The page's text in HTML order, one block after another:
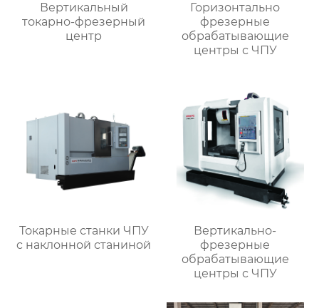
Вертикальный
токарно-фрезерный
центр
Горизонтально
фрезерные
обрабатывающие
центры с ЧПУ
Токарные станки ЧПУ
c наклонной станиной
Вертикально-
фрезерные
обрабатывающие
центры с ЧПУ